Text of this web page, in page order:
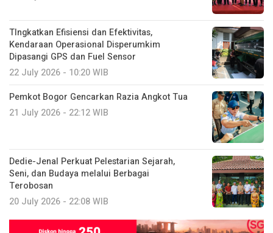
TIngkatkan Efisiensi dan Efektivitas,
Kendaraan Operasional Disperumkim
Dipasangi GPS dan Fuel Sensor
22 July 2026 - 10:20 WIB
Pemkot Bogor Gencarkan Razia Angkot Tua
21 July 2026 - 22:12 WIB
Dedie-Jenal Perkuat Pelestarian Sejarah,
Seni, dan Budaya melalui Berbagai
Terobosan
20 July 2026 - 22:08 WIB